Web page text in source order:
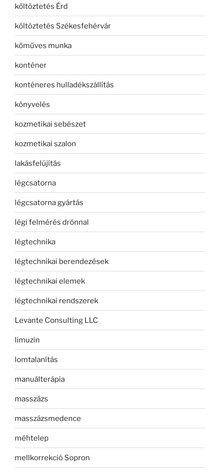
költöztetés Érd
költöztetés Székesfehérvár
kőműves munka
konténer
konténeres hulladékszállítás
könyvelés
kozmetikai sebészet
kozmetikai szalon
lakásfelújítás
légcsatorna
légcsatorna gyártás
légi felmérés drónnal
légtechnika
légtechnikai berendezések
légtechnikai elemek
légtechnikai rendszerek
Levante Consulting LLC
limuzin
lomtalanítás
manuálterápia
masszázs
masszázsmedence
méhtelep
mellkorrekció Sopron